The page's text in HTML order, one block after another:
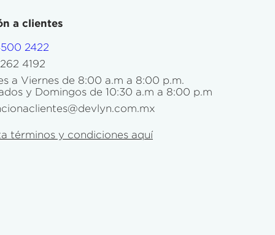
a clientes
2422
4192
a Viernes de 8:00 a.m a 8:00 p.m.
y Domingos de 10:30 a.m a 8:00 p.m
términos y condiciones aquí